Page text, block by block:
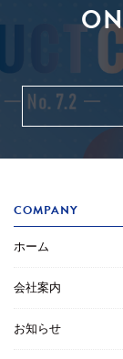
COMPANY
ホーム
会社案内
お知らせ